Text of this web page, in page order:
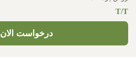
T/T
درخواست الان